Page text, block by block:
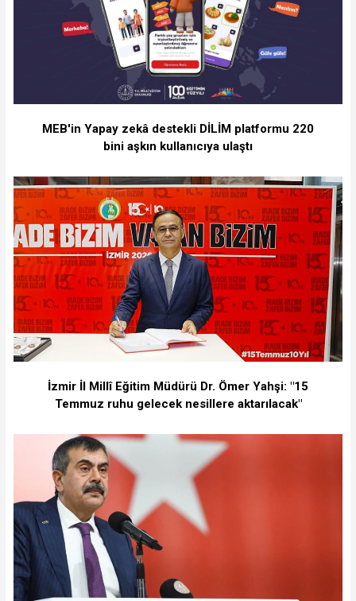
MEB'in Yapay zekâ destekli DİLİM platformu 220
bini aşkın kullanıcıya ulaştı
İzmir İl Millî Eğitim Müdürü Dr. Ömer Yahşi: "15
Temmuz ruhu gelecek nesillere aktarılacak"